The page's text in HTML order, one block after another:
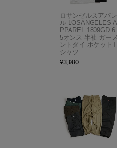
ロサンゼルスアパレ
ル LOSANGELES A
PPAREL 1809GD 6.
5オンス 半袖 ガーメ
ントダイ ポケットT
シャツ
¥3,990